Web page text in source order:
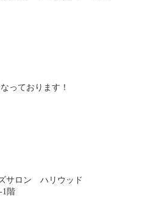
っております！
サロン ハリウッド
1階